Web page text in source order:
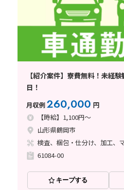
【紹介案件】寮費無料！未経
日！
月収例260,000 円
【時給】1,100円～
山形県鶴岡市
61084-00
キープする